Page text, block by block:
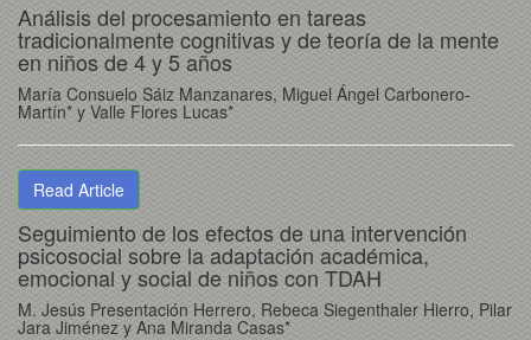
Análisis del procesamiento en tareas
tradicionalmente cognitivas y de teoría de la mente
en niños de 4 y 5 años
María Consuelo Sáiz Manzanares, Miguel Ángel Carbonero-
Martín* y Valle Flores Lucas*
Read Article
Seguimiento de los efectos de una intervención
psicosocial sobre la adaptación académica,
emocional y social de niños con TDAH
M. Jesús Presentación Herrero, Rebeca Siegenthaler Hierro, Pilar
Jara Jiménez y Ana Miranda Casas*